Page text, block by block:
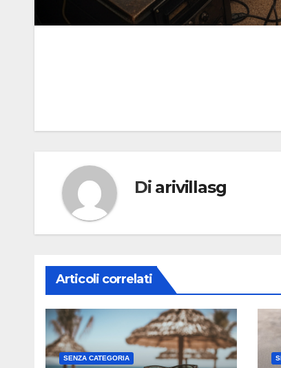
Di arivillasg
Articoli correlati
SENZA CATEGORIA